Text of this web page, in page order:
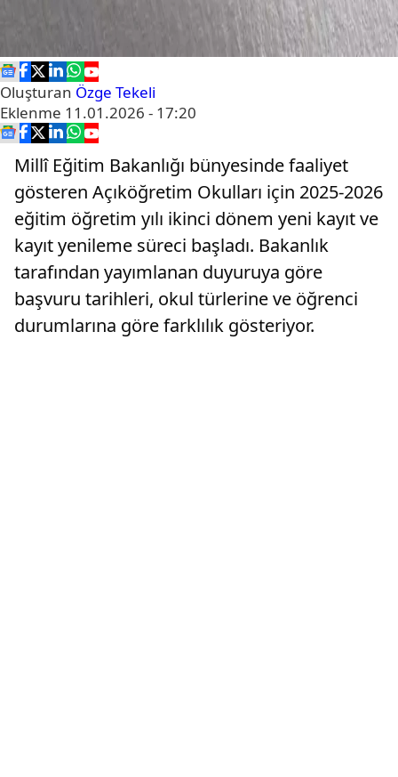
Oluşturan Özge Tekeli
Eklenme 11.01.2026 - 17:20
Millî Eğitim Bakanlığı bünyesinde faaliyet
gösteren Açıköğretim Okulları için 2025-2026
eğitim öğretim yılı ikinci dönem yeni kayıt ve
kayıt yenileme süreci başladı. Bakanlık
tarafından yayımlanan duyuruya göre
başvuru tarihleri, okul türlerine ve öğrenci
durumlarına göre farklılık gösteriyor.